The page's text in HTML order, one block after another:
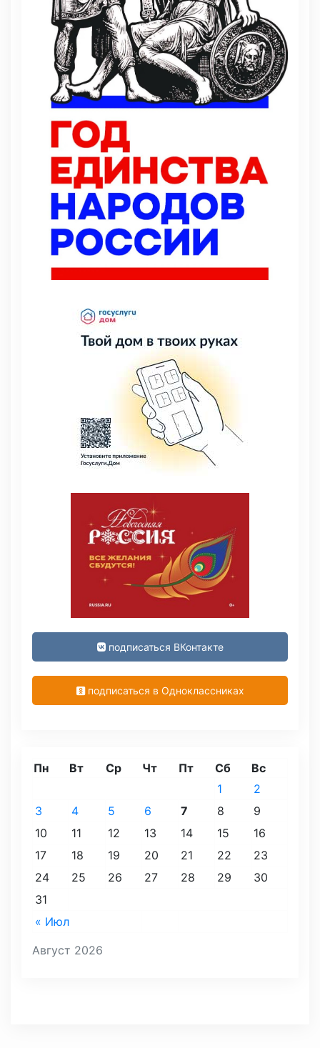
подписаться ВКонтакте
подписаться в Одноклассниках
Август 2026
Пн Вт Ср Чт Пт Сб Вс
« Июл
1
2
3
4 5 6 7 8
9
10
11 12 13 14 15
16
17
18 19 20 21 22
23
24
25 26 27 28 29
30
31